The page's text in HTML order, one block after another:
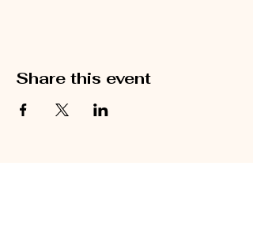
Share this event